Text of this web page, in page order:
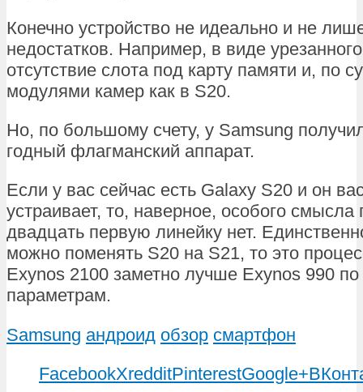
Конечно устройство не идеально и не
недостатков. Например, в виде
отсутствие слота под карту памяти и, по
модулями камер как в S20.
Но, по большому счету, у Samsung
годный флагманский аппарат.
Если у вас сейчас есть Galaxy S20 и он
устраивает, то, наверное, особого смысла
двадцать первую линейку нет.
можно поменять S20 на S21, то это
Exynos 2100 заметно лучше Exynos 990
параметрам.
Samsung андроид обзор смартфон
FacebookXredditPinterestGoogle+